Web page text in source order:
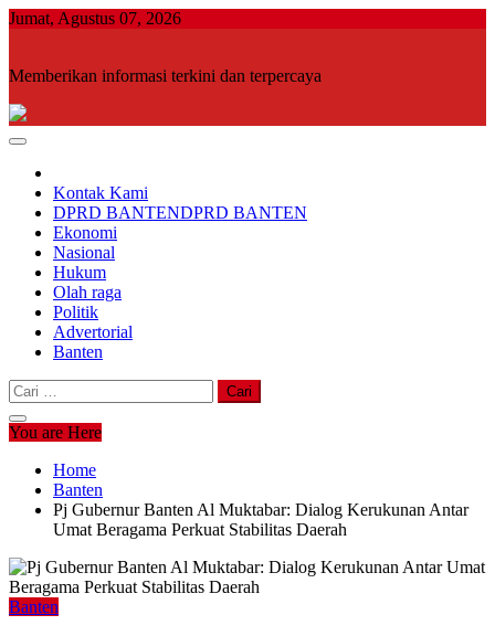
Skip
Jumat, Agustus 07, 2026
Memberikan informasi terkini dan terpercaya
Kontak Kami
DPRD BANTENDPRD BANTEN
Ekonomi
Nasional
Hukum
Olah raga
Politik
Advertorial
Banten
Cari
untuk:
You are Here
Home
Banten
Pj Gubernur Banten Al Muktabar: Dialog Kerukunan Antar
Umat Beragama Perkuat Stabilitas Daerah
Banten